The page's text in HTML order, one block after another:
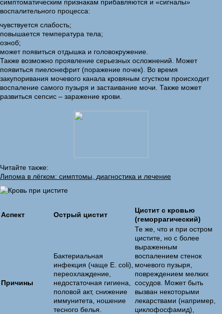
симптоматическим признакам прибавляются и «сигналы»
воспалительного процесса:
чувствуется слабость;
повышается температура тела;
озноб;
может появиться отдышка и головокружение.
Также возможно проявление серьезных осложнений. Может
появиться пиелонефрит (поражение почек). Во время
закупоривания мочевого канала кровяным сгустком происходит
воспаление самого пузыря и застаивание мочи. Также может
развиться сепсис – заражение крови.
Читайте также:
Липома в лёгком: симптомы, диагностика и лечение
Аспект Острый цистит
Цистит с кровью
(геморрагический)
Причины
Бактериальная
инфекция (чаще E. coli),
переохлаждение,
недостаточная гигиена,
половой акт, снижение
иммунитета, ношение
тесного белья.
Те же, что и при остром
цистите, но с более
выраженным
воспалением стенок
мочевого пузыря,
повреждением мелких
сосудов. Может быть
вызван некоторыми
лекарствами (например,
циклофосфамид),